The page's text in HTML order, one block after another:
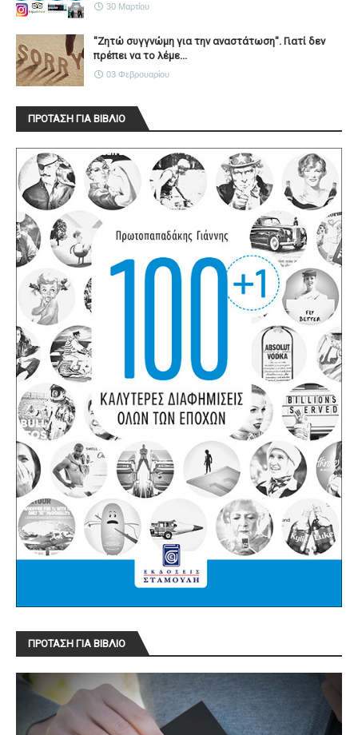
30 Μαρτίου
"Ζητώ συγγνώμη για την αναστάτωση". Γιατί δεν
πρέπει να το λέμε...
03 Φεβρουαρίου
ΠΡΟΤΑΣΗ ΓΙΑ ΒΙΒΛΙΟ
ΠΡΟΤΑΣΗ ΓΙΑ ΒΙΒΛΙΟ